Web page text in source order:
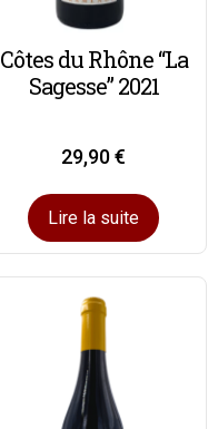
Côtes du Rhône “La
Sagesse” 2021
29,90€
Lire la suite